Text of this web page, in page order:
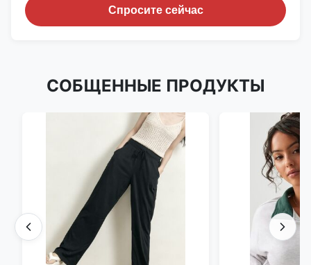
Спросите сейчас
СОБЩЕННЫЕ ПРОДУКТЫ